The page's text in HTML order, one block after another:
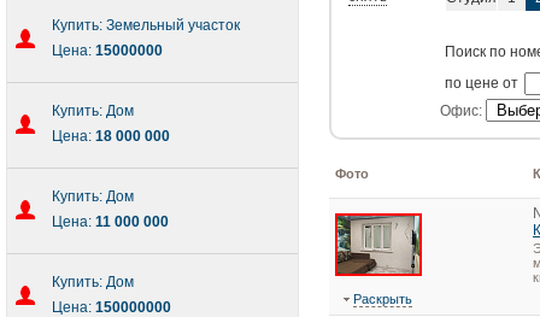
Купить: Земельный участок
Цена: 15000000
Купить: Дом
Цена: 18 000 000
Купить: Дом
Цена: 11 000 000
Купить: Дом
Цена: 150000000
Поиск по
по цене от
Офис:
Фото
Раскрыть